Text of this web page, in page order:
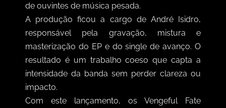
de ouvintes de música pesada.
A produção ficou a cargo de André Isidro,
responsável pela gravação, mistura e
masterização do EP e do single de avanço. O
resultado é um trabalho coeso que capta a
intensidade da banda sem perder clareza ou
impacto.
Com este lançamento, os Vengeful Fate